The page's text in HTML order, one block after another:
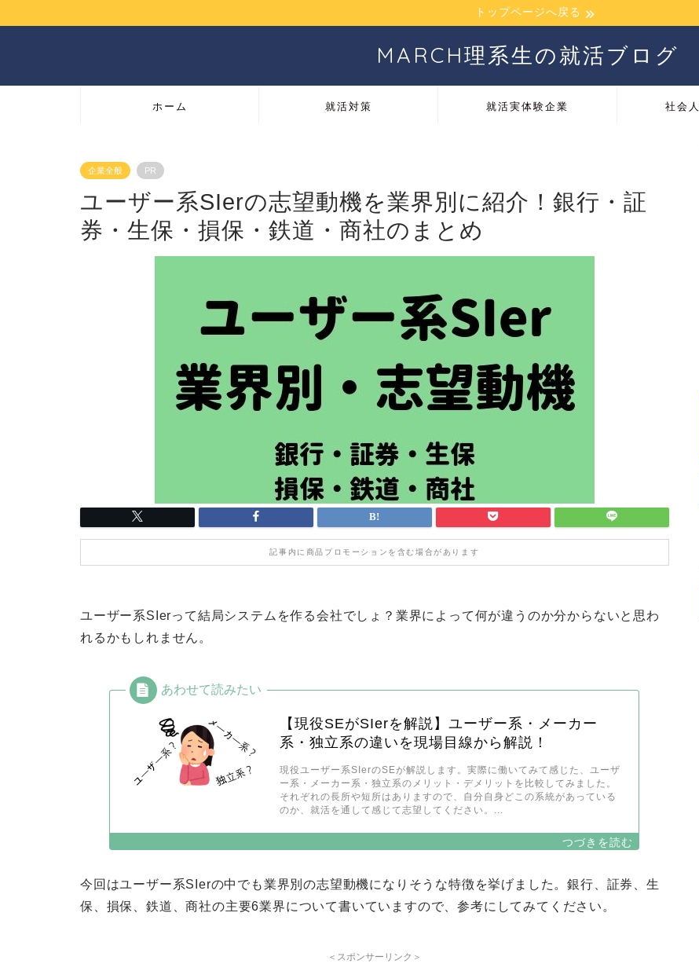
トップページへ戻る
MARCH理系生の就活ブログ
ホーム 就活対策 就活実体験企業 社会
企業全般 PR
ユーザー系SIerの志望動機を業界別に紹介！銀行・証
券・生保・損保・鉄道・商社のまとめ
記事内に商品プロモーションを含む場合があります
ユーザー系SIerって結局システムを作る会社でしょ？業界によって何が違うのか分からないと思わ
れるかもしれません。
【現役SEがSIerを解説】ユーザー系・メーカー
系・独立系の違いを現場目線から解説！
現役ユーザー系SIerのSEが解説します。実際に働いてみて感じた、ユーザ
ー系・メーカー系・独立系のメリット・デメリットを比較してみました。
それぞれの長所や短所はありますので、自分自身どこの系統があっている
のか、就活を通して感じて志望してください。...
今回はユーザー系SIerの中でも業界別の志望動機になりそうな特徴を挙げました。銀行、証券、生
保、損保、鉄道、商社の主要6業界について書いていますので、参考にしてみてください。
＜スポンサーリンク＞